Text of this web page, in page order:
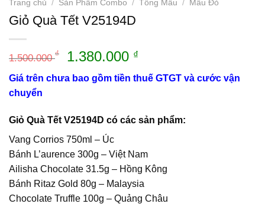
Trang chủ / Sản Phẩm Combo / Tông Mầu / Mầu Đỏ
Giỏ Quà Tết V25194D
1.500.000₫
Giá
là:
1.380.000 ₫
hiện
tại
1.380.000 ₫.
Giá trên chưa bao gồm tiền thuế GTGT và cước vận
chuyển
Giỏ Quà Tết V25194D có các sản phẩm:
Vang Corrios 750ml – Úc
Bánh L’aurence 300g – Việt Nam
Ailisha Chocolate 31.5g – Hồng Kông
Bánh Ritaz Gold 80g – Malaysia
Chocolate Truffle 100g – Quảng Châu